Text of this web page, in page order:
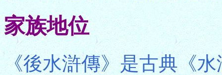
家族地位
《後水滸傳》是古典《